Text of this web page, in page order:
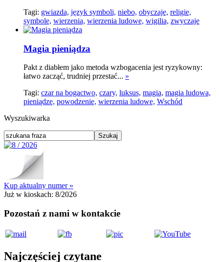
Tagi: gwiazda, język symboli, niebo, obyczaje, religie,
symbole, wierzenia, wierzenia ludowe, wigilia, zwyczaje
Magia pieniądza
Pakt z diabłem jako metoda wzbogacenia jest ryzykowny:
łatwo zacząć, trudniej przestać... »
Tagi: czar na bogactwo, czary, luksus, magia, magia ludowa,
pieniądze, powodzenie, wierzenia ludowe, Wschód
Wyszukiwarka
Kup aktualny numer »
Już w kioskach: 8/2026
Pozostań z nami w kontakcie
Najczęściej czytane